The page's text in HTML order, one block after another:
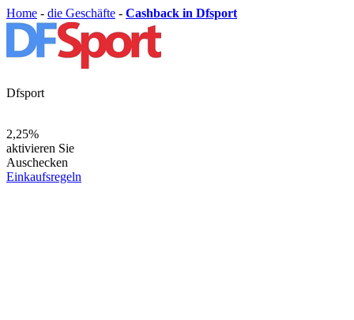
Home - die Geschäfte - Cashback in Dfsport
Dfsport
2,25%
aktivieren Sie
Auschecken
Einkaufsregeln